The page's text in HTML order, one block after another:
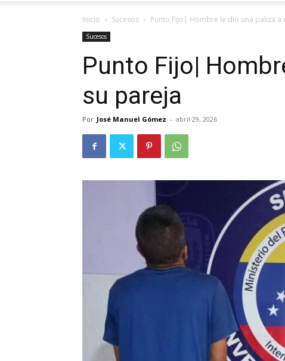
Inicio Sucesos Punto Fijo| Hombre le dio una paliza a
Sucesos
Punto Fijo|
su pareja
Por José Manuel Gómez - abril 29, 2026